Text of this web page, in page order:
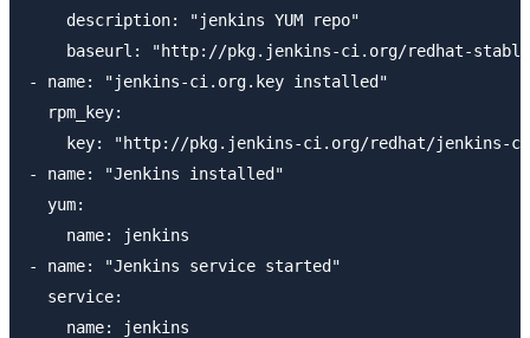
    description: "jenkins YUM repo"
baseurl: "http://pkg.jenkins-ci.org/redhat-
- name: "jenkins-ci.org.key installed"
  rpm_key:
key: "http://pkg.jenkins-ci.org/redhat/jenkins-
- name: "Jenkins installed"
  yum:
    name: jenkins
- name: "Jenkins service started"
  service:
    name: jenkins